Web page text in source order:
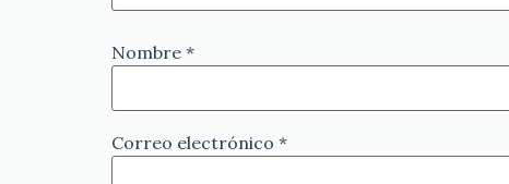
Nombre *
Correo electrónico *